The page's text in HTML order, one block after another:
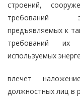
строений,
требований
предъявляемых к
требований их
используемых
влечет
должностных лиц в